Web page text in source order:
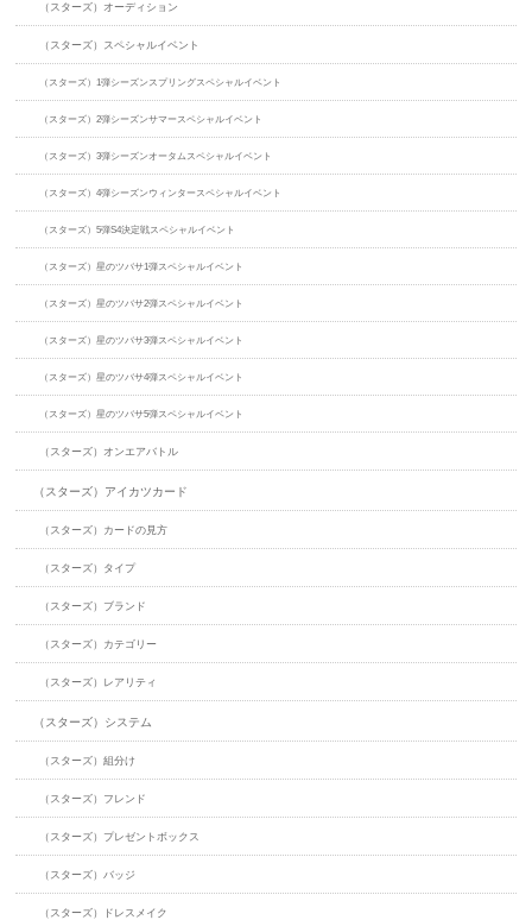
（スターズ）オーディション
（スターズ）スペシャルイベント
（スターズ）1弾シーズンスプリングスペシャルイベント
（スターズ）2弾シーズンサマースペシャルイベント
（スターズ）3弾シーズンオータムスペシャルイベント
（スターズ）4弾シーズンウィンタースペシャルイベント
（スターズ）5弾S4決定戦スペシャルイベント
（スターズ）星のツバサ1弾スペシャルイベント
（スターズ）星のツバサ2弾スペシャルイベント
（スターズ）星のツバサ3弾スペシャルイベント
（スターズ）星のツバサ4弾スペシャルイベント
（スターズ）星のツバサ5弾スペシャルイベント
（スターズ）オンエアバトル
（スターズ）アイカツカード
（スターズ）カードの見方
（スターズ）タイプ
（スターズ）ブランド
（スターズ）カテゴリー
（スターズ）レアリティ
（スターズ）システム
（スターズ）組分け
（スターズ）フレンド
（スターズ）プレゼントボックス
（スターズ）バッジ
（スターズ）ドレスメイク